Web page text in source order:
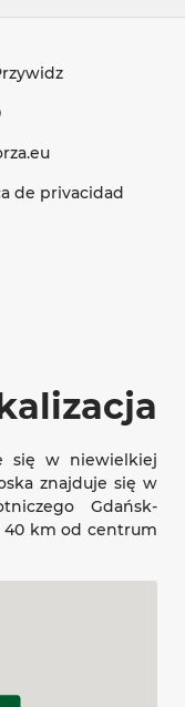
de privacidad
się w niewielkiej
znajduje się w
Gdańsk-
40 km od centrum